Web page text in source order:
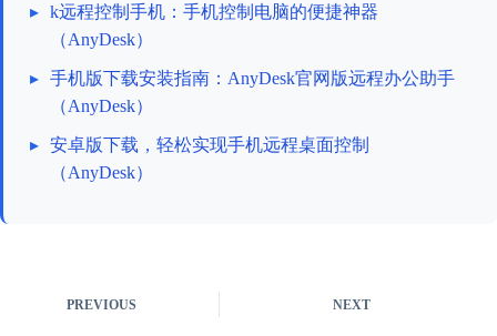
▸ k远程控制手机：手机控制电脑的便捷神器
（AnyDesk）
▸ 手机版下载安装指南：AnyDesk官网版远程办公助手
（AnyDesk）
▸ 安卓版下载，轻松实现手机远程桌面控制
（AnyDesk）
PREVIOUS NEXT